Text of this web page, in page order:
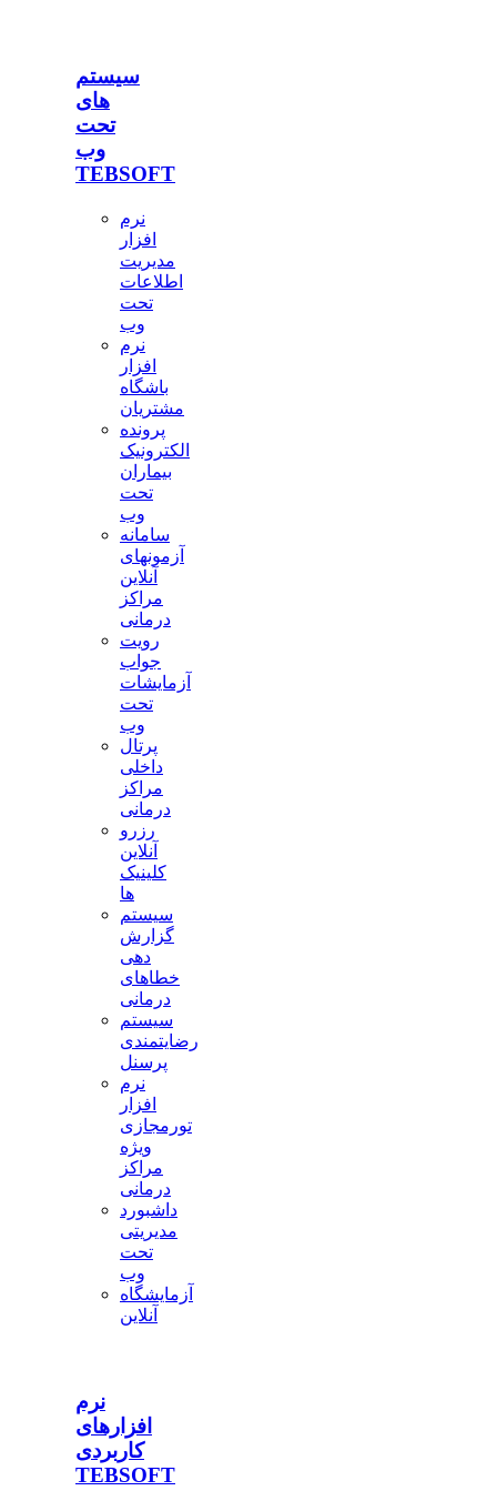
سیستم
های
تحت
وب
TEBSOFT
نرم
افزار
مدیریت
اطلاعات
تحت
وب
نرم
افزار
باشگاه
مشتریان
پرونده
الکترونیک
بیماران
تحت
وب
سامانه
آزمونهای
آنلاین
مراکز
درمانی
رویت
جواب
آزمایشات
تحت
وب
پرتال
داخلی
مراکز
درمانی
رزرو
آنلاین
کلینیک
ها
سیستم
گزارش
دهی
خطاهای
درمانی
سیستم
رضایتمندی
پرسنل
نرم
افزار
تورمجازی
ویژه
مراکز
درمانی
داشبورد
مدیریتی
تحت
وب
آزمایشگاه
آنلاین
نرم
افزارهای
کاربردی
TEBSOFT